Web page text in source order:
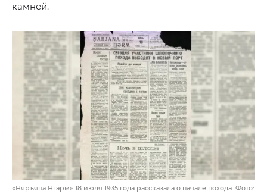
камней.
«Няръяна Нгэрм» 18 июля 1935 года рассказала о начале похода. Фото: